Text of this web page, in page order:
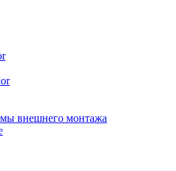
внешнего монтажа